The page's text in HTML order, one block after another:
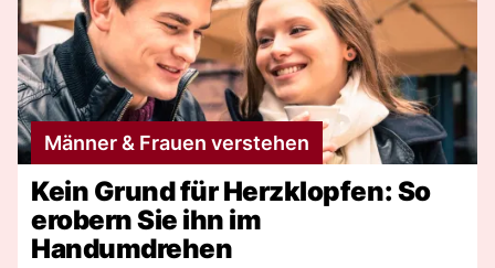
Männer & Frauen verstehen
Kein Grund für Herzklopfen: So
erobern Sie ihn im
Handumdrehen